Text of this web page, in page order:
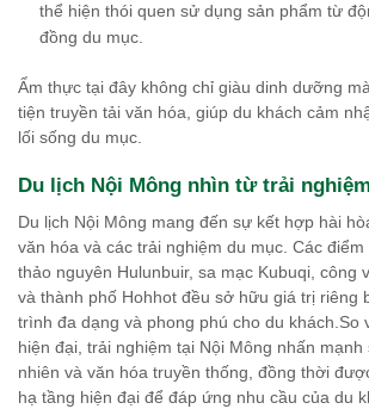
thể hiện thói quen sử dụng sản phẩm từ
đồng du mục.
Ẩm thực tại đây không chỉ giàu dinh dưỡng
tiện truyền tải văn hóa, giúp du khách cảm
lối sống du mục.
Du lịch Nội Mông nhìn từ trải
Du lịch Nội Mông mang đến sự kết hợp hài
văn hóa và các trải nghiệm du mục. Các
thảo nguyên Hulunbuir, sa mạc Kubuqi, công
và thành phố Hohhot đều sở hữu giá trị riêng
trình đa dạng và phong phú cho du khách.So
hiện đại, trải nghiệm tại Nội Mông nhấn
nhiên và văn hóa truyền thống, đồng thời
hạ tầng hiện đại để đáp ứng nhu cầu của du